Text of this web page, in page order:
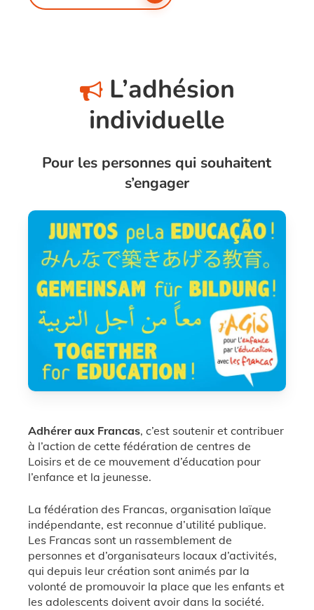
L’adhésion
individuelle
Pour les personnes qui souhaitent
s’engager
Adhérer aux Francas, c’est soutenir et contribuer
à l’action de cette fédération de centres de
Loisirs et de ce mouvement d’éducation pour
l’enfance et la jeunesse.
La fédération des Francas, organisation laïque
indépendante, est reconnue d’utilité publique.
Les Francas sont un rassemblement de
personnes et d’organisateurs locaux d’activités,
qui depuis leur création sont animés par la
volonté de promouvoir la place que les enfants et
les adolescents doivent avoir dans la société.